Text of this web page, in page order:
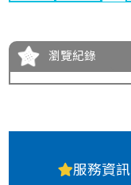
瀏覽紀錄
服務資訊